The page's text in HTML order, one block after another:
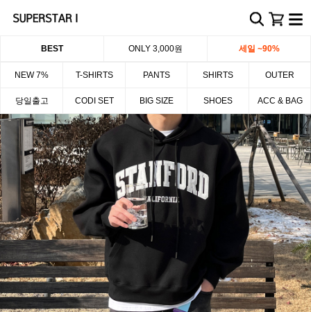
BEST ONLY 3,000원 세일 ~90%
NEW 7% T-SHIRTS PANTS SHIRTS OUTER
당일출고 CODI SET BIG SIZE SHOES ACC & BAG